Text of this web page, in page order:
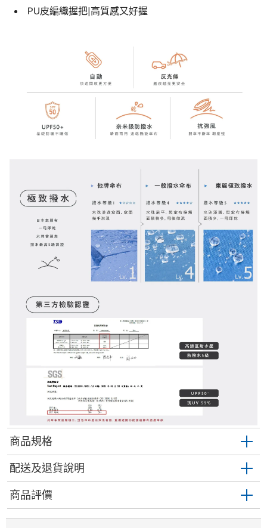
PU皮編織握把|高質感又好握
商品規格
配送及退貨說明
商品評價